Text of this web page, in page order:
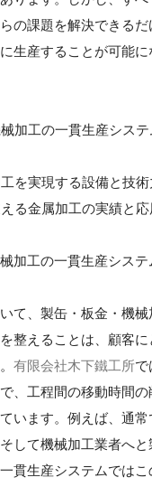
の課題を解決できる
生産することが可能に
加工の一貫生産シス
を実現する設備と技術
る金属加工の実績と応
械加工の一貫生産シス
て、製缶・板金・機
整えることは、顧客
有限会社木下鐵工所で
、工程間の移動時間
います。例えば、通
して機械加工業者へ
貫生産システムではこ